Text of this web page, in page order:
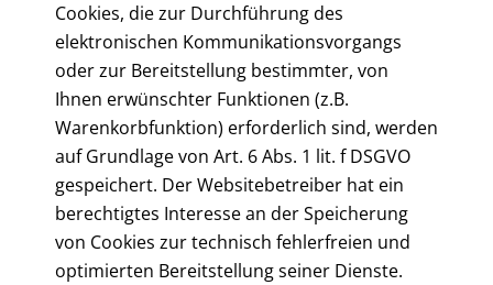
Cookies, die zur Durchführung des
elektronischen Kommunikationsvorgangs
oder zur Bereitstellung bestimmter, von
Ihnen erwünschter Funktionen (z.B.
Warenkorbfunktion) erforderlich sind, werden
auf Grundlage von Art. 6 Abs. 1 lit. f DSGVO
gespeichert. Der Websitebetreiber hat ein
berechtigtes Interesse an der Speicherung
von Cookies zur technisch fehlerfreien und
optimierten Bereitstellung seiner Dienste.